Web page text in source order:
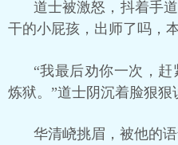
道士被激怒，抖着手
干的小屁孩，出师了吗，
“我最后劝你一次，
炼狱。”道士阴沉着脸狠狠
华清峣挑眉，被他的